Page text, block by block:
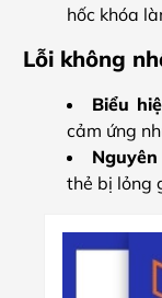
hốc khóa
Lỗi không
Biểu
cảm ứng
thẻ bị lỏng